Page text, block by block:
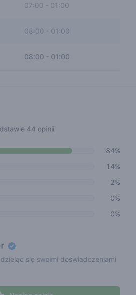
07:00 - 01:00
08:00 01:00
08:00 - 01:00
44 opinii
84%
14%
2%
0%
0%
się swoimi doświadczeniami